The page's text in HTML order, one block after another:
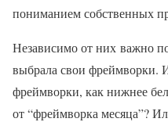
пониманием собственных
Независимо от них важно
выбрала свои фреймворки.
фреймворки, как нижнее
от “фреймворка месяца”?